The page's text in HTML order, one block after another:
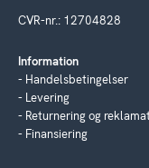
CVR-nr.: 12704828
Information
Handelsbetingelser
Levering
Returnering og
Finansiering